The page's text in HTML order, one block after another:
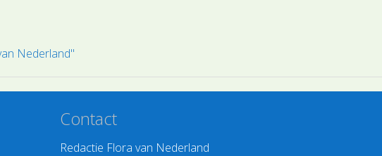
Nederland"
Contact
Redactie Flora van Nederland